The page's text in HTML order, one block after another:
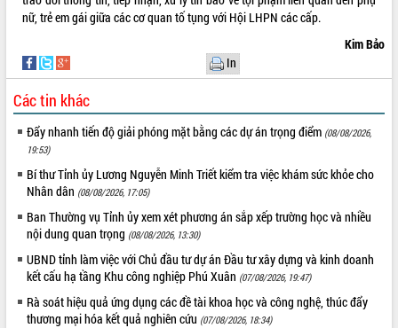
Xây dựng nông thôn mới: Nâng cao đời
sống người dân từ những mô hình thiết
Quyết liệt tháo gỡ vướng mắc, đẩy
nhanh tiến độ các dự án trọng điểm
trong Khu kinh tế Nam Phú Yên
tồn biển
Lấy ý kiến điều chỉnh Quy hoạch tỉnh
Đắk Lắk thời kỳ 2021-2030, tầm nhìn
đến năm 2050
Phát động chiến dịch 30 ngày đêm
giải phóng mặt bằng Tuyến đường bộ
ven biển
Đắk Lắk nỗ lực thúc đẩy tăng trưởng
kinh tế từ 10% trở lên trong Quý
II/2026
nữ, trẻ em gái giữa các cơ quan tố tụng với Hội LHPN các cấp.
Kim Bảo
In
Các tin khác
Đẩy nhanh tiến độ giải phóng mặt bằng các dự án trọng điểm (08/08/2026,
19:53)
Bí thư Tỉnh ủy Lương Nguyễn Minh Triết kiểm tra việc khám sức khỏe cho
Nhân dân (08/08/2026, 17:05)
Ban Thường vụ Tỉnh ủy xem xét phương án sắp xếp trường học và nhiều
nội dung quan trọng (08/08/2026, 13:30)
UBND tỉnh làm việc với Chủ đầu tư dự án Đầu tư xây dựng và kinh doanh
kết cấu hạ tầng Khu công nghiệp Phú Xuân (07/08/2026, 19:47)
Rà soát hiệu quả ứng dụng các đề tài khoa học và công nghệ, thúc đẩy
thương mại hóa kết quả nghiên cứu (07/08/2026, 18:34)